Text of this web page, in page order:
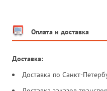
Оплата и доставка
Доставка:
Доставка по Санкт-